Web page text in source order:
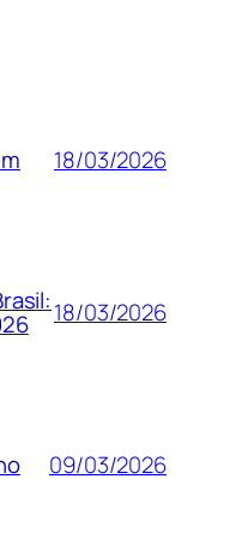
18/03/2026
18/03/2026
09/03/2026